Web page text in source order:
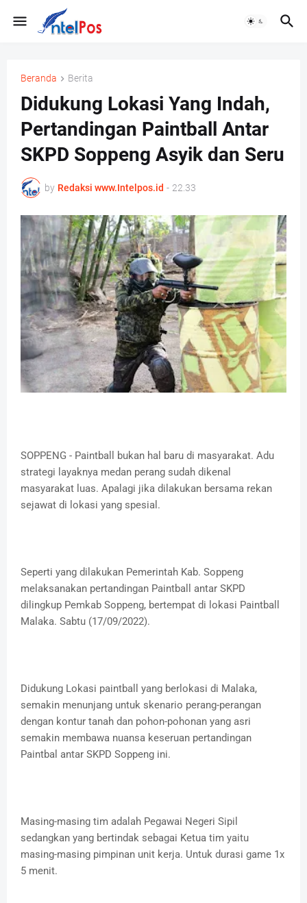
Beranda Berita
Didukung Lokasi Yang Indah,
Pertandingan Paintball Antar
SKPD Soppeng Asyik dan Seru
by Redaksi www.Intelpos.id - 22.33
SOPPENG - Paintball bukan hal baru di masyarakat. Adu
strategi layaknya medan perang sudah dikenal
masyarakat luas. Apalagi jika dilakukan bersama rekan
sejawat di lokasi yang spesial.
Seperti yang dilakukan Pemerintah Kab. Soppeng
melaksanakan pertandingan Paintball antar SKPD
dilingkup Pemkab Soppeng, bertempat di lokasi Paintball
Malaka. Sabtu (17/09/2022).
Didukung Lokasi paintball yang berlokasi di Malaka,
semakin menunjang untuk skenario perang-perangan
dengan kontur tanah dan pohon-pohonan yang asri
semakin membawa nuansa keseruan pertandingan
Paintbal antar SKPD Soppeng ini.
Masing-masing tim adalah Pegawai Negeri Sipil
sedangkan yang bertindak sebagai Ketua tim yaitu
masing-masing pimpinan unit kerja. Untuk durasi game 1x
5 menit.